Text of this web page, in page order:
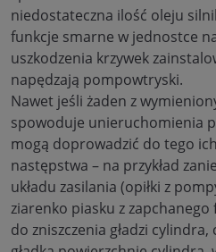
niedostateczna ilość oleju
funkcje smarne w jednostce
uszkodzenia krzywek
napędzają pompowtryski.
Nawet jeśli żaden z
spowoduje unieruchomienia
mogą doprowadzić do tego
następstwa – na przykład
układu zasilania (opiłki z
ziarenko piasku z
do zniszczenia gładzi